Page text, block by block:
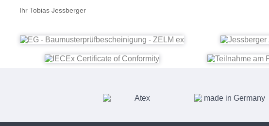
Ihr Tobias Jessberger